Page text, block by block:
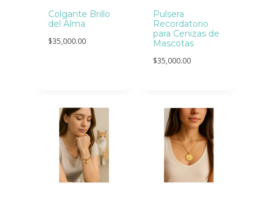
Colgante Brillo
del Alma
$35,000.00
Pulsera
Recordatorio
para Cenizas de
Mascotas
$35,000.00